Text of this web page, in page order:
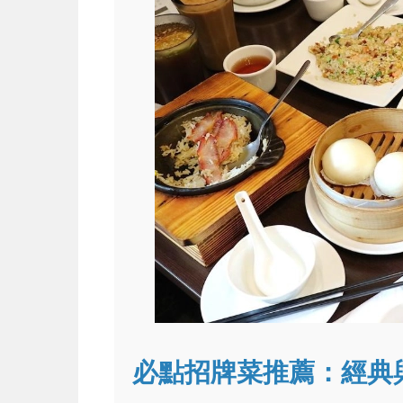
必點招牌菜推薦：經典